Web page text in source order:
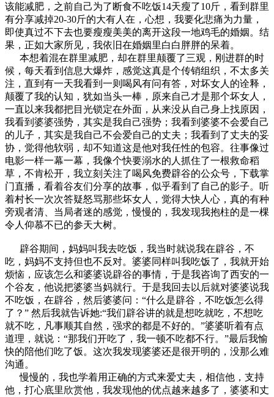
该能减肥，之前自己为了断食不吃饭14天瘦了10斤，看到群里
有分享减掉20-30斤的大有人在，心想，我要化悲痛为力量，
即使真过不下去也要瘦瘦美美的离开这段一地鸡毛的婚姻。结
果，正如大家所见，我依旧在婚姻里白白胖胖的呆着。
本想着混在群里减肥，却在群里颠覆了三观，刚进群的时
候，每天看到信息大爆炸，感觉这真是个传销组织，不太多关
注，直到有一天我看到一则喝风有问有答，对坏女人的诠释，
颠覆了我的认知，犹如当头一棒，原来自己才是那个坏女人，
一直以来我都把目光锁定在外面，从来没从自己身上找原因，
我看到婆婆强势，其实是我自己强势；我看到婆婆不会爱自己
的儿子，其实是我自己不会爱自己的丈夫；我看到了丈夫的妥
协，觉得他软弱，却不知道这是他对我任性的包容。往事像过
电影一样一幕一幕，我像个快要溺水的人抓住了一根救命稻
草，不肯松开，我立刻关注了喝风免费辟谷的公众号，下载掌
门直播，看着谷友们分享的故事，似乎看到了自己的影子。听
着村长一次次答疑怒骂那些坏女人，觉得大快人心，真的有种
旁观者清、当局者迷的感觉，慢慢的，我发现我抱柱的是一棵
令人仰慕不已的参天大树。
辟谷期间，妈妈叫我去吃饭，我当时就说我在辟谷，不
吃，妈妈不支持但也不反对。婆婆同样叫我吃饭了，我就开始
烦恼，应该怎么和婆婆说辟谷的事情，于是我咨询了西安的一
个谷友，他说把婆婆当妈就行。于是我回去以后就对婆婆说我
不吃饭，在辟谷，然后婆婆问：“什么是辟谷，不吃饭怎么得
了？” 然后我就告诉她:“我们辟谷讲的就是想吃就吃，不想吃
就不吃，凡事顺其自然，强求的都是不好的。”婆婆听着有点
道理，就说：“那我们开吃了，我一顿不吃都不行。”最后我愉
快的陪他们吃了饭。这次我发现婆婆还是很开明的，没那么难
沟通。
慢慢的，我也学着用正确的方式来爱丈夫，相信他，支持
他，打心底里欣赏他，我发现他的优点越来越多了，婆婆和丈